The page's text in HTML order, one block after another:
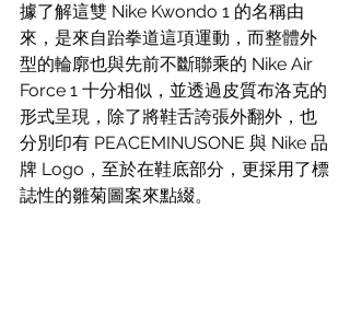
據了解這雙 Nike Kwondo 1 的名稱由
來，是來自跆拳道這項運動，而整體外
型的輪廓也與先前不斷聯乘的 Nike Air
Force 1 十分相似，並透過皮質布洛克的
形式呈現，除了將鞋舌誇張外翻外，也
分別印有 PEACEMINUSONE 與 Nike 品
牌 Logo，至於在鞋底部分，更採用了標
誌性的雛菊圖案來點綴。